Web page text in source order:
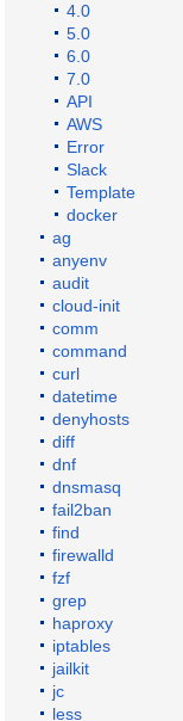
4.0
5.0
6.0
7.0
API
AWS
Error
Slack
Template
docker
ag
anyenv
audit
cloud-init
comm
command
curl
datetime
denyhosts
diff
dnf
dnsmasq
fail2ban
find
firewalld
fzf
grep
haproxy
iptables
jailkit
jc
less